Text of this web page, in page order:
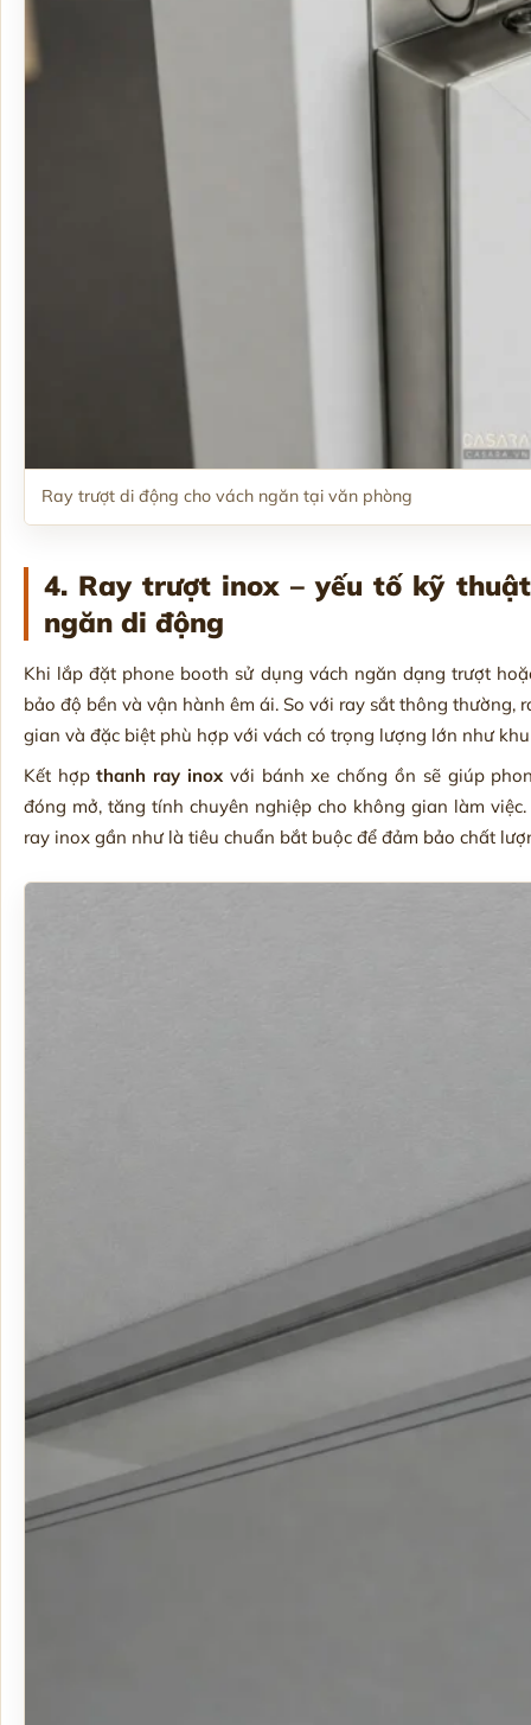
Ray trượt di động cho vách ngăn tại văn phòng
4. Ray trượt inox – yếu tố kỹ
ngăn di động
Khi lắp đặt phone booth sử dụng vách ngăn dạng trượt
bảo độ bền và vận hành êm ái. So với ray sắt thông
gian và đặc biệt phù hợp với vách có trọng lượng lớn như
Kết hợpthanh ray inox với bánh xe chống ồn sẽ giúp
đóng mở, tăng tính chuyên nghiệp cho không gian làm
ray inox gần như là tiêu chuẩn bắt buộc để đảm bảo chất